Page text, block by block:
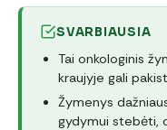
SVARBIAUSIA
Tai onkologinis
kraujyje gali
Žymenys
gydymui stebėti,